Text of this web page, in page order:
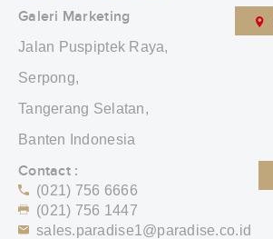
Galeri Marketing
Jalan Puspiptek Raya,
Serpong,
Tangerang Selatan,
Banten Indonesia
Contact :
(021) 756 6666
(021) 756 1447
sales.paradise1@paradise.co.id